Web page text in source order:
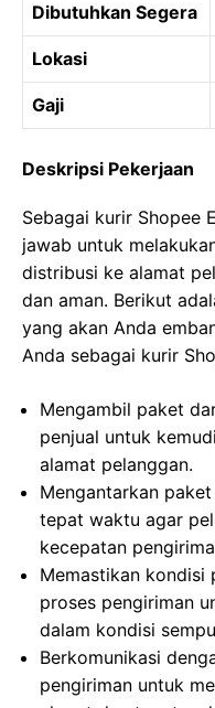
Dibutuhkan Segera
Lokasi
Gaji
Deskripsi Pekerjaan
Sebagai kurir Shopee
jawab untuk
distribusi ke alamat
dan aman. Berikut
yang akan Anda
Anda sebagai kurir
Mengambil paket
penjual untuk
alamat pelanggan.
Mengantarkan
tepat waktu agar
kecepatan
Memastikan kondisi
proses pengiriman
dalam kondisi
Berkomunikasi
pengiriman untuk